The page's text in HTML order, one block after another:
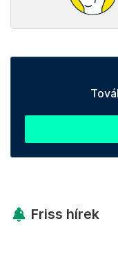
Friss hírek